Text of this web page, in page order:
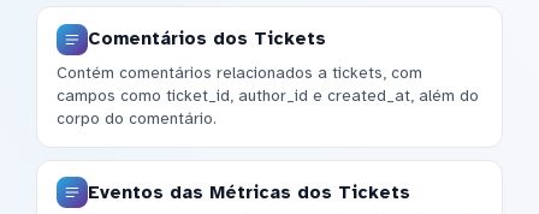
Comentários dos Tickets
Contém comentários relacionados a tickets, com
campos como ticket_id, author_id e created_at, além do
corpo do comentário.
Eventos das Métricas dos Tickets